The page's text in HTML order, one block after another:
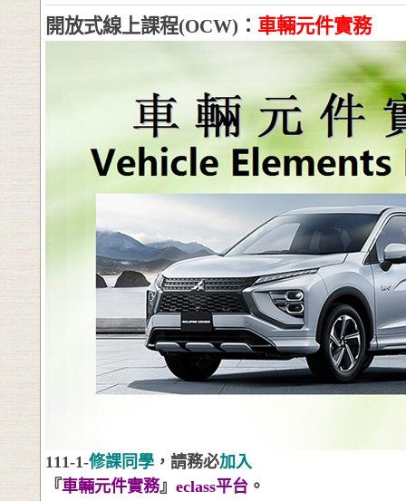
開放式線上課程(OCW) ： 車輛元件實務
111-1-修課同學 ，請務必加入
『 車輛元件實務』 eclass平台 。